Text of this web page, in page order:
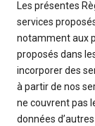
Les présentes
services
notamment aux
proposés dans
incorporer des
à partir de nos
ne couvrent pas
données